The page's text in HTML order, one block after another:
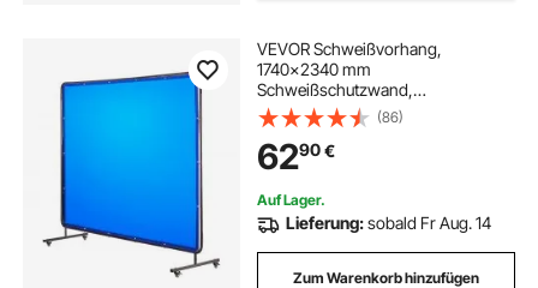
VEVOR Schweißvorhang,
1740x2340 mm
Schweißschutzwand,
flammhemmende Vinyl-
Schweißschutzwand mit
feststellbaren Schwenkrädern und
6-stufigem UV-Schutz für
Werkstatt-/Industrieeinsatz, Blau
(86)
6290€
Auf Lager.
Lieferung:sobald Fr Aug. 14
Zum Warenkorb hinzufügen